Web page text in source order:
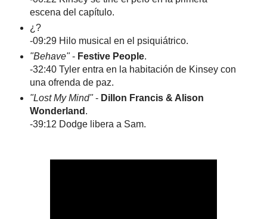
escena del capítulo.
¿?
-09:29 Hilo musical en el psiquiátrico.
"Behave"- Festive People.
-32:40 Tyler entra en la habitación de Kinsey con
una ofrenda de paz.
"Lost My Mind"- Dillon Francis & Alison
Wonderland .
-39:12 Dodge libera a Sam.